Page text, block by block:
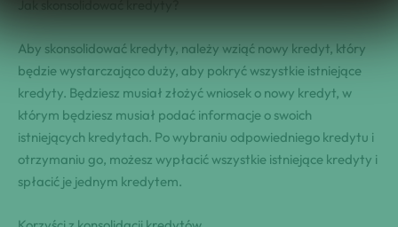
Aby skonsolidować kredyty, należy wziąć nowy kredyt, który
będzie wystarczająco duży, aby pokryć wszystkie istniejące
kredyty. Będziesz musiał złożyć wniosek o nowy kredyt, w
którym będziesz musiał podać informacje o swoich
istniejących kredytach. Po wybraniu odpowiedniego kredytu i
otrzymaniu go, możesz wypłacić wszystkie istniejące kredyty i
spłacić je jednym kredytem.